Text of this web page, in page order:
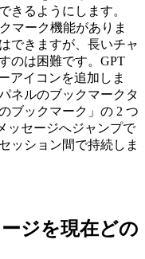
きるようにします。
マーク機能がありま
できますが、長いチャ
のは困難です。GPT
アイコンを追加しま
ネルのブックマークタ
ブックマーク」の 2 つ
ッセージへジャンプで
ッション間で持続しま
ジを現在どの